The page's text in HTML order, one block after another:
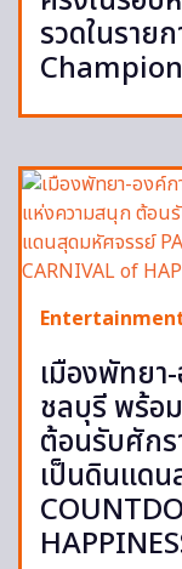
รวดในราย
เมืองพัทยา
ชลบุรี พร้อ
ต้อนรับศักร
เป็นดินแดน